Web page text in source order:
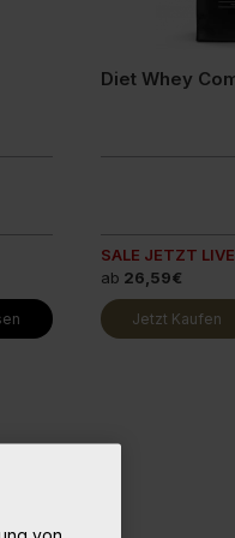
SALE JETZT LIVE
ab 26,59€
Jetzt Kaufen
von